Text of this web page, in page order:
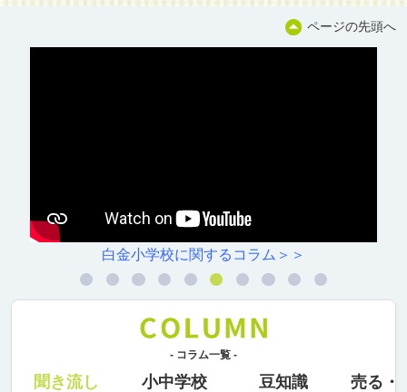
ページの先頭へ
白金小学校に関するコラム＞＞
- コラム一覧 -
聞き流し 小中学校 豆知識 売る・